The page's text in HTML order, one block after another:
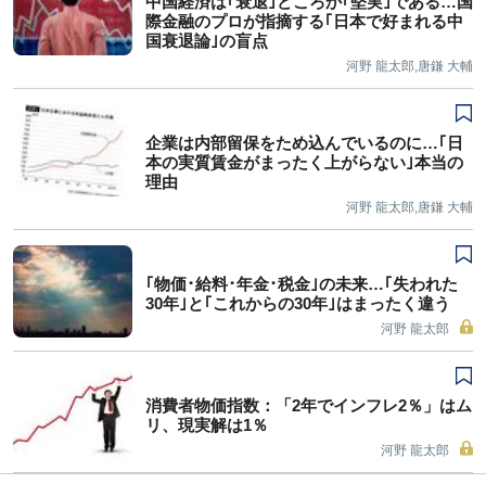
際金融のプロが指摘する｢日本で好まれる中
国衰退論｣の盲点
河野 龍太郎,唐鎌 大輔
企業は内部留保をため込んでいるのに…｢日
本の実質賃金がまったく上がらない｣本当の
理由
河野 龍太郎,唐鎌 大輔
｢物価･給料･年金･税金｣の未来…｢失われた
30年｣と｢これからの30年｣はまったく違う
河野 龍太郎
消費者物価指数：「2年でインフレ2％」はム
リ、現実解は1％
河野 龍太郎